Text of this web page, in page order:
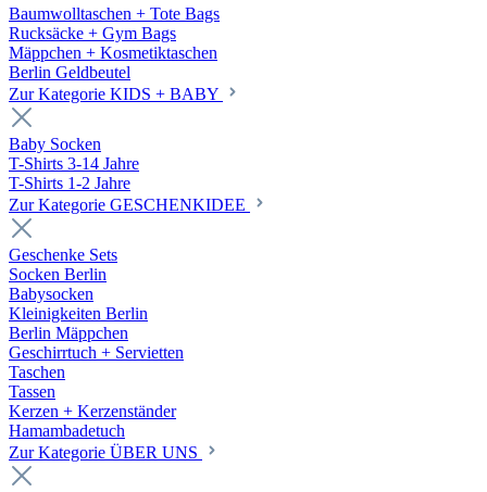
Baumwolltaschen + Tote Bags
Rucksäcke + Gym Bags
Mäppchen + Kosmetiktaschen
Berlin Geldbeutel
Zur Kategorie KIDS + BABY
Baby Socken
T-Shirts 3-14 Jahre
T-Shirts 1-2 Jahre
Zur Kategorie GESCHENKIDEE
Geschenke Sets
Socken Berlin
Babysocken
Kleinigkeiten Berlin
Berlin Mäppchen
Geschirrtuch + Servietten
Taschen
Tassen
Kerzen + Kerzenständer
Hamambadetuch
Zur Kategorie ÜBER UNS